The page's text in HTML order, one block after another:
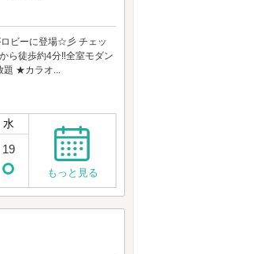
ビーに登場☆彡 チェッ
ら徒歩約4分‼全室モダン
題 ★カラオ...
水
19
もっと見る